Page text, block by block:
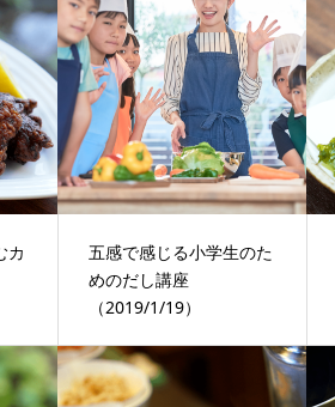
カ
五感で感じる小学生のた
めのだし講座
（2019/1/19）